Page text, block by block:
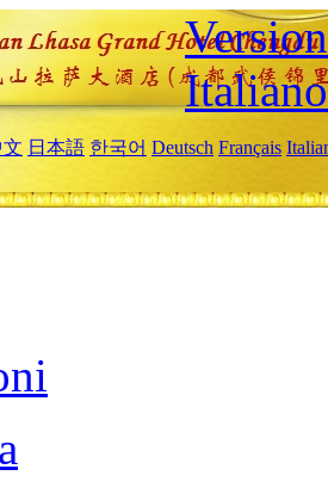
Italiano
日本語 한국어 Deutsch Français